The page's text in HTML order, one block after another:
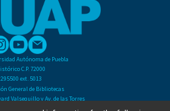
Autónoma de Puebla
C.P. 72000
ext. 5013
General de Bibliotecas
Valsequillo y Av. de las Torres
Universitaria. Col. San Manuel